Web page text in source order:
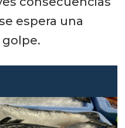
espera una